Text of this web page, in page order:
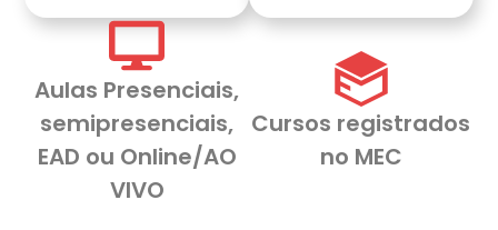
Aulas Presenciais,
semipresenciais,
EAD ou Online/AO
VIVO
Cursos registrados
no MEC